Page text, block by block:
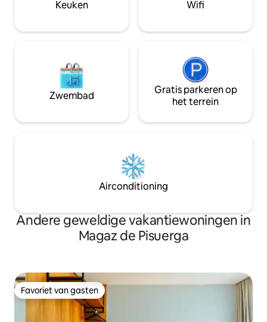
Elígenasos!
Glasvezel van 300
Keuken Wifi
Zwembad
Gratis parkeren op
het terrein
Airconditioning
Andere geweldige vakantiewoningen in
Magaz de Pisuerga
Favoriet van gasten
Favoriet van gasten